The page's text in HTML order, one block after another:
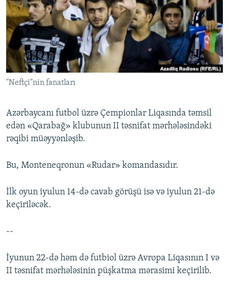
FOTOQALEREYA
İNFOQRAFIKA
KARIKATURA
OXU ZALI
AZƏRBAYCAN ƏDƏBIYYATI KITABXANASI
İSLAM VƏ DEMOKRATIYA
İZ - MƏDƏNIYYƏT PROQRAMI
HAQQIMIZDA
MISSIYAMIZ
PEŞƏ ETIKASI VƏ JURNALISTIKA STANDARTLARIMIZ
MATERIALLARIMIZDAN ISTIFADƏ
AZADLIQRADIOSU MOBIL TELEFONUNUZDA
XƏBƏR BÜLLETENLƏRIMIZ
BIZI IZLƏ
RFE/RL-in bütün saytları
"Neftçi"nin fanatları
Azərbaycanı futbol üzrə Çempionlar Liqasında təmsil
edən «Qarabağ» klubunun II təsnifat mərhələsindəki
rəqibi müəyyənləşib.
Bu, Monteneqronun «Rudar» komandasıdır.
İlk oyun iyulun 14-də cavab görüşü isə və iyulun 21-də
keçiriləcək.
--
İyunun 22-də həm də futbiol üzrə Avropa Liqasının I və
II təsnifat mərhələsinin püşkatma mərasimi keçirilib.